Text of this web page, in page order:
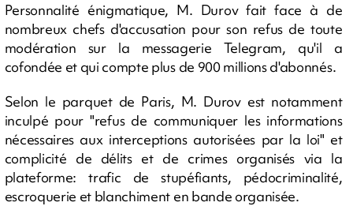
Personnalité énigmatique, M. Durov fait face à de
nombreux chefs d'accusation pour son refus de toute
modération sur la messagerie Telegram, qu'il a
cofondée et qui compte plus de 900 millions d'abonnés.
Selon le parquet de Paris, M. Durov est notamment
inculpé pour "refus de communiquer les informations
nécessaires aux interceptions autorisées par la loi" et
complicité de délits et de crimes organisés via la
plateforme: trafic de stupéfiants, pédocriminalité,
escroquerie et blanchiment en bande organisée.